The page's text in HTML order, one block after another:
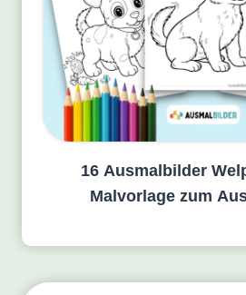
16 Ausmalbilder
Malvorlage zum